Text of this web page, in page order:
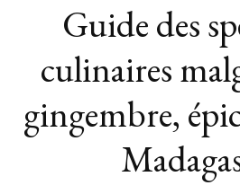
Guide des
culinaires
gingembre,